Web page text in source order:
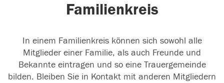
Familienkreis
In einem Familienkreis können sich sowohl alle
Mitglieder einer Familie, als auch Freunde und
Bekannte eintragen und so eine Trauergemeinde
bilden. Bleiben Sie in Kontakt mit anderen Mitgliedern